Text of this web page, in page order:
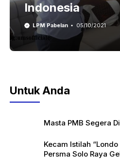
Indonesia
LPM Pabelan 05/10/2021
Untuk Anda
Masta PMB Segera
Kecam Istilah
Persma Solo Raya